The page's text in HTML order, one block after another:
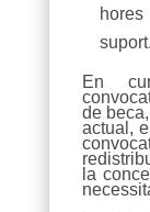
suport.
En
de
actual,
la